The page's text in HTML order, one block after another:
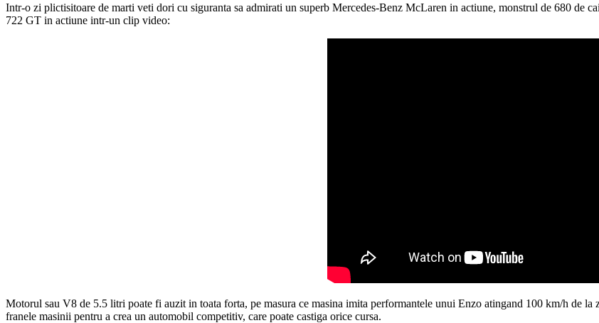
Intr-o zi plictisitoare de marti veti dori cu siguranta sa admirati un superb Mercedes-Benz McLaren in actiune, monstrul de 680 de
722 GT in actiune intr-un clip video:
Motorul sau V8 de 5.5 litri poate fi auzit in toata forta, pe masura ce masina imita performantele unui Enzo atingand 100 km/h de
franele masinii pentru a crea un automobil competitiv, care poate castiga orice cursa.